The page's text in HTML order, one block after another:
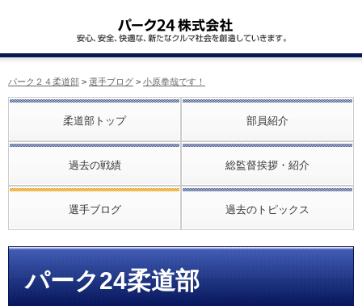
パーク２４柔道部 > 選手ブログ > 小原拳哉です！
柔道部トップ 部員紹介
過去の戦績 総監督挨拶・紹介
選手ブログ 過去のトピックス
パーク24柔道部